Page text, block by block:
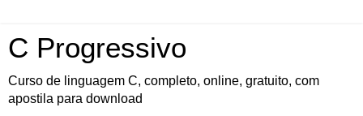
C Progressivo
Curso de linguagem C, completo, online, gratuito, com
apostila para download